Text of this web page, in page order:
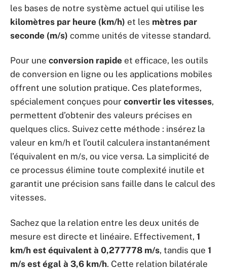
les bases de notre système actuel qui utilise les
kilomètres par heure (km/h) et les mètres par
seconde (m/s) comme unités de vitesse standard.
Pour une conversion rapide et efficace, les outils
de conversion en ligne ou les applications mobiles
offrent une solution pratique. Ces plateformes,
spécialement conçues pour convertir les vitesses,
permettent d’obtenir des valeurs précises en
quelques clics. Suivez cette méthode : insérez la
valeur en km/h et l’outil calculera instantanément
l’équivalent en m/s, ou vice versa. La simplicité de
ce processus élimine toute complexité inutile et
garantit une précision sans faille dans le calcul des
vitesses.
Sachez que la relation entre les deux unités de
mesure est directe et linéaire. Effectivement, 1
km/h est équivalent à 0,277778 m/s, tandis que 1
m/s est égal à 3,6 km/h. Cette relation bilatérale